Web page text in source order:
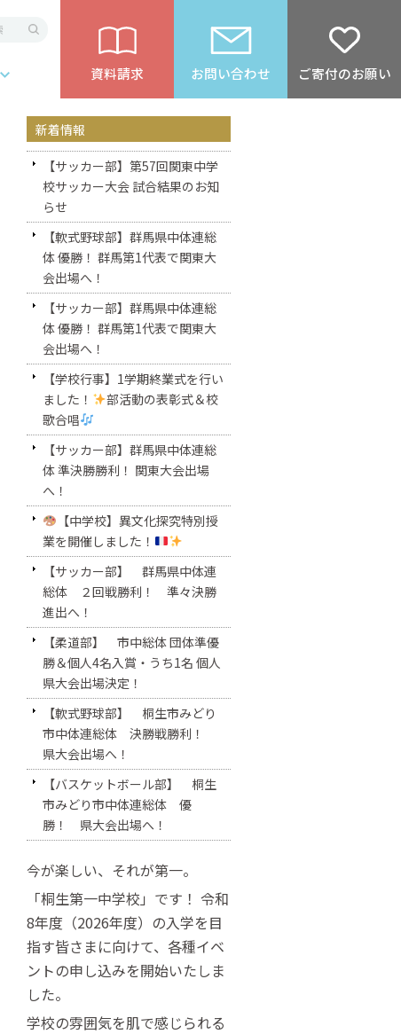
資料請求 お問い合わせ ご寄付のお願い
新着情報
【サッカー部】第57回関東中学
校サッカー大会 試合結果のお知
らせ
【軟式野球部】群馬県中体連総
体 優勝！ 群馬第1代表で関東大
会出場へ！
【サッカー部】群馬県中体連総
体 優勝！ 群馬第1代表で関東大
会出場へ！
【学校行事】1学期終業式を行い
ました！
部活動の表彰式＆校
歌合唱
【サッカー部】群馬県中体連総
体 準決勝勝利！ 関東大会出場
へ！
【中学校】異文化探究特別授
業を開催しました！
【サッカー部】 群馬県中体連
総体 ２回戦勝利！ 準々決勝
進出へ！
【柔道部】 市中総体 団体準優
勝＆個人4名入賞・うち1名 個人
県大会出場決定！
【軟式野球部】 桐生市みどり
市中体連総体 決勝戦勝利！
県大会出場へ！
【バスケットボール部】 桐生
市みどり市中体連総体 優
勝！ 県大会出場へ！
今が楽しい、それが第一。
「桐生第一中学校」です！ 令和
8年度（2026年度）の入学を目
指す皆さまに向けて、各種イベ
ントの申し込みを開始いたしま
した。
学校の雰囲気を肌で感じられる